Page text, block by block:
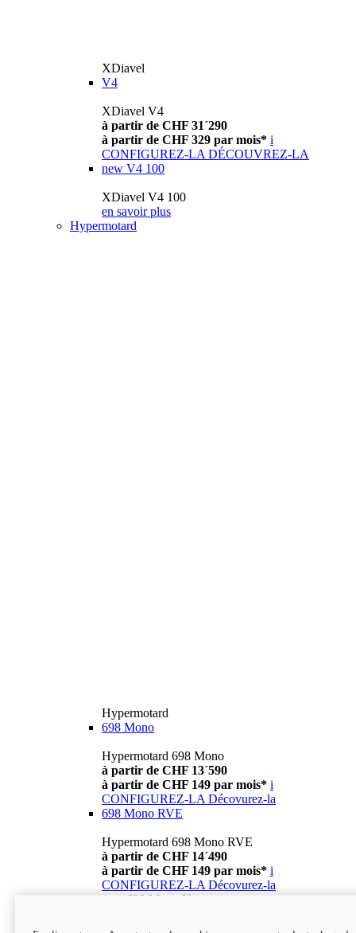
XDiavel
V4
XDiavel V4
à partir de CHF 31´290
à partir de CHF 329 par mois* i
CONFIGUREZ-LA DÉCOUVREZ-LA
new V4 100
XDiavel V4 100
en savoir plus
Hypermotard
Hypermotard
698 Mono
Hypermotard 698 Mono
à partir de CHF 13´590
à partir de CHF 149 par mois* i
CONFIGUREZ-LA Décovurez-la
698 Mono RVE
Hypermotard 698 Mono RVE
à partir de CHF 14´490
à partir de CHF 149 par mois* i
CONFIGUREZ-LA Décovurez-la
698 Mono Nera
Hypermotard 698 Mono Nera